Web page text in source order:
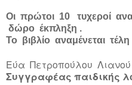
Οι πρώτοι 10 τυχεροί
δώρο έκπληξη .
Το βιβλίο αναμένεται
Εύα Πετροπούλου Λιανού
Συγγραφέας παιδικής